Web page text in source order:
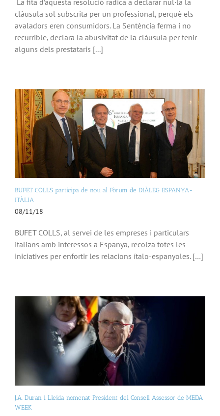
clàusula sol subscrita per un professional, perquè els
avaladors eren consumidors. La Sentència ferma i no
recurrible, declara la abusivitat de la clàusula per tenir
alguns dels prestataris [...]
BUFET COLLS participa de nou al Fòrum de DIÀLEG ESPANYA-
ITÀLIA
08/11/18
BUFET COLLS, al servei de les empreses i particulars
italians amb interessos a Espanya, recolza totes les
iniciatives per enfortir les relacions ítalo-espanyoles. […]
J.A. Duran i Lleida nomenat President del Consell Assessor de MEDA
WEEK